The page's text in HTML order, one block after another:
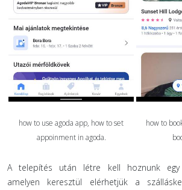
how to use agoda app, how to set
appoinment in agoda.
how to
A telepítés után létre kell hoznunk egy
amelyen keresztül elérhetjük a